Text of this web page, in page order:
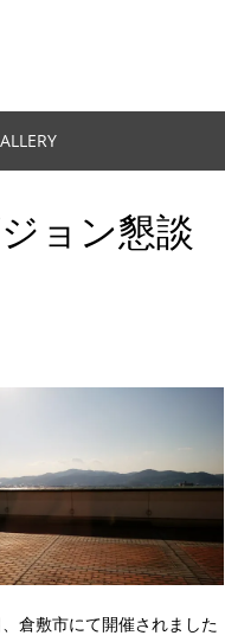
ョン懇談
倉敷市にて開催されました